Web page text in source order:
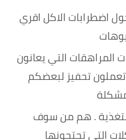
اضطرابات الاكل اقري
التي يعانون
تحفيز لبعضكم
. هم من سوف
التي تحتجونها